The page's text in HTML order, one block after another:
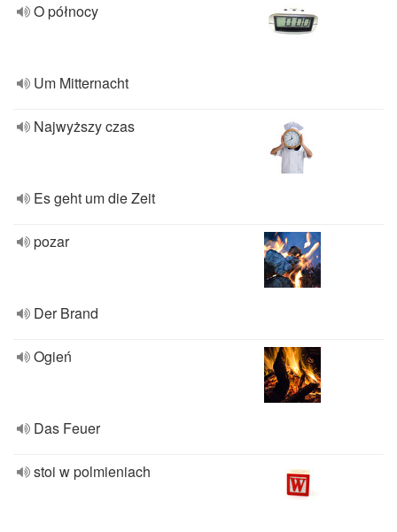
O północy
Um Mitternacht
Najwyższy czas
Es geht um die Zeit
pozar
Der Brand
Ogień
Das Feuer
stoi w polmieniach